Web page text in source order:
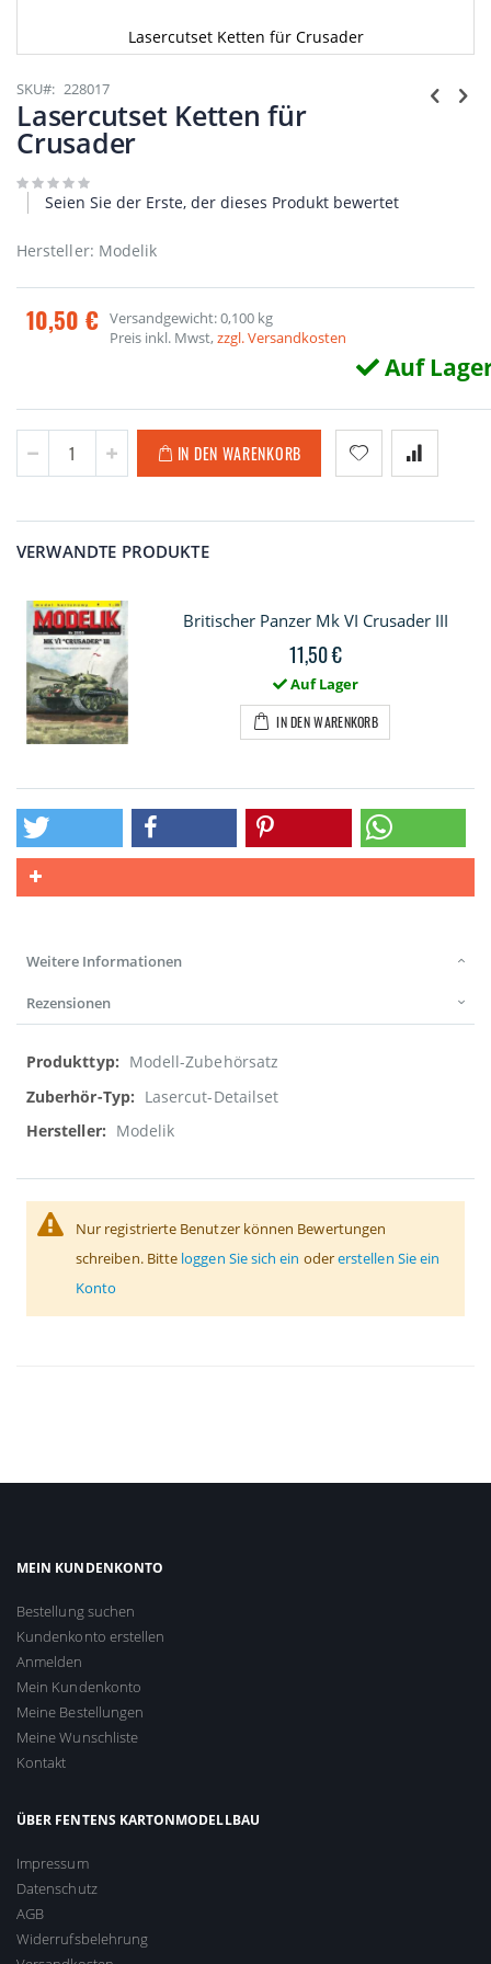
Lasercutset Ketten für Crusader
Anfang
der
Bildgalerie
springen
SKU 228017
Lasercutset Ketten für
Crusader
Seien Sie der Erste, der dieses Produkt bewertet
Hersteller: Modelik
10,50 € Versandgewicht: 0,100 kg
Preis inkl. Mwst,zzgl. Versandkosten
Auf
IN DEN WARENKORB
VERWANDTE PRODUKTE
Britischer Panzer Mk VI Crusader III
11,50 €
Auf Lager
IN DEN WARENKORB
Weitere Informationen
Rezensionen
Weitere
Informationen
Modell-Zubehörsatz
Lasercut-Detailset
Modelik
Nur registrierte Benutzer können Bewertungen
schreiben. Bitte loggen Sie sich ein odererstellen Sie ein
Konto
MEIN KUNDENKONTO
Bestellung suchen
Kundenkonto erstellen
Anmelden
Mein Kundenkonto
Meine Bestellungen
Meine Wunschliste
Kontakt
ÜBER FENTENS KARTONMODELLBAU
Impressum
Datenschutz
AGB
Widerrufsbelehrung